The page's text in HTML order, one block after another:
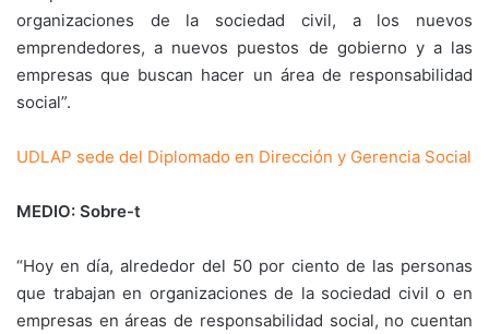
organizaciones de la sociedad civil, a los nuevos
emprendedores, a nuevos puestos de gobierno y a las
empresas que buscan hacer un área de responsabilidad
social”.
UDLAP sede del Diplomado en Dirección y Gerencia Social
MEDIO: Sobre-t
“Hoy en día, alrededor del 50 por ciento de las personas
que trabajan en organizaciones de la sociedad civil o en
empresas en áreas de responsabilidad social, no cuentan